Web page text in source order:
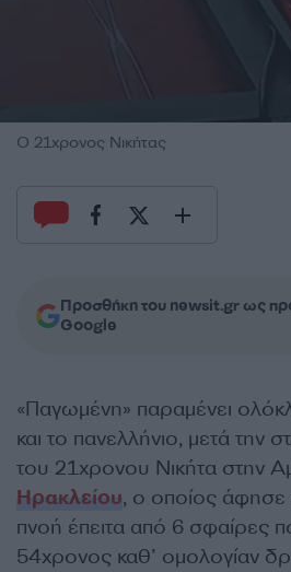
Ο 21χρονος Νικήτας
Προσθήκη του newsit.gr ως
Google
«Παγωμένη» παραμένει
και το πανελλήνιο, μετά την
του 21χρονου Νικήτα στην
Ηρακλείου, ο οποίος άφησε
πνοή έπειτα από 6 σφαίρες
54χρονος καθ’ ομολογίαν